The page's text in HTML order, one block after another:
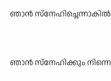
ഞാൻ
ഞാൻ സ്നേഹിക്കും